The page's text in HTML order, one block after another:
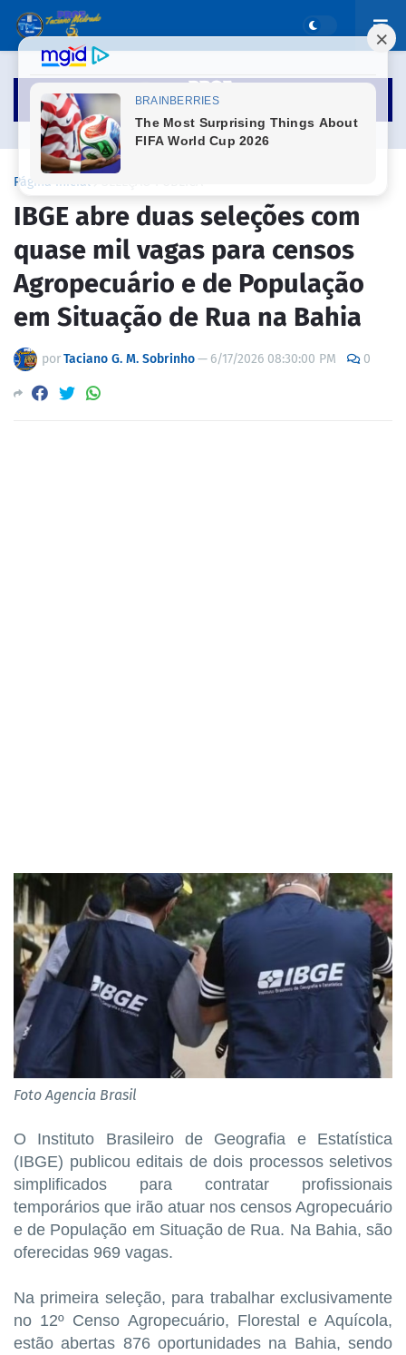
Página inicial
IBGE abre duas seleções com
quase mil vagas para censos
Agropecuário e de População
em Situação de Rua na Bahia
porTaciano G. M. Sobrinho— 6/17/2026 08:30:00 PM 0
Foto Agencia Brasil
O Instituto Brasileiro de Geografia e Estatística
(IBGE) publicou editais de dois processos seletivos
simplificados para contratar profissionais
temporários que irão atuar nos censos Agropecuário
e de População em Situação de Rua. Na Bahia, são
oferecidas 969 vagas.
Na primeira seleção, para trabalhar exclusivamente
no 12º Censo Agropecuário, Florestal e Aquícola,
estão abertas 876 oportunidades na Bahia, sendo